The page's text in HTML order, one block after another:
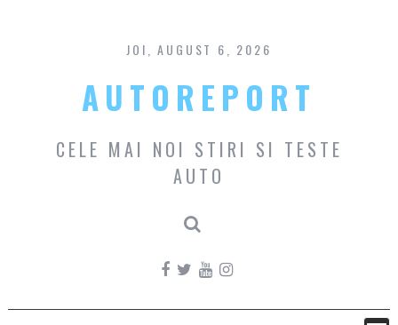
content
JOI, AUGUST 6, 2026
AUTOREPORT
CELE MAI NOI STIRI SI TESTE
AUTO